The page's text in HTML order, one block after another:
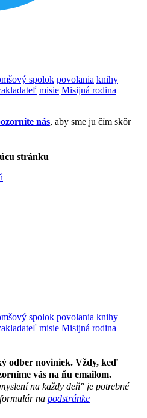
spolok povolania knihy
misie Misijná rodina
nás, aby sme ju čím skôr
stránku
spolok povolania knihy
misie Misijná rodina
odber noviniek. Vždy, keď
vás na ňu emailom.
na každy deň" je potrebné
na podstránke